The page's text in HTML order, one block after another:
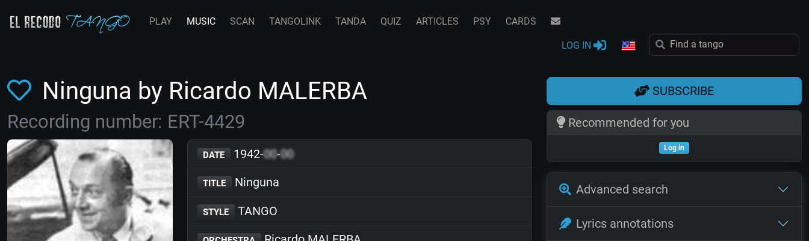
PLAY MUSIC SCAN TANGOLINK TANDA QUIZ ARTICLES PSY CARDS
LOG IN
Ninguna by Ricardo MALERBA
Recording number: ERT-4429
DATE 1942-00-00
TITLE Ninguna
STYLE TANGO
SUBSCRIBE
Recommended for you
Log in
Advanced search
Lyrics annotations